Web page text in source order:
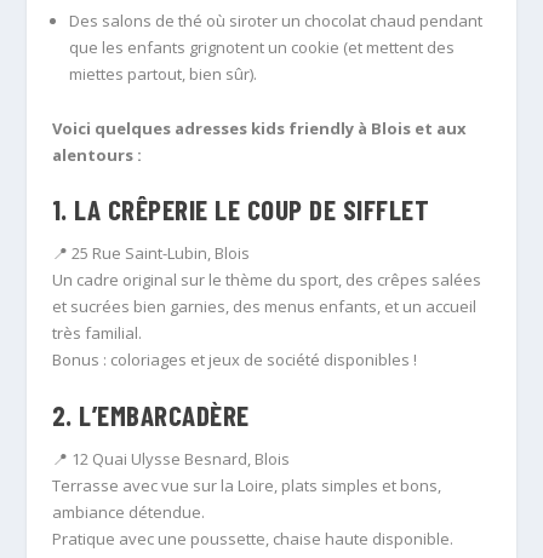
Des salons de thé où siroter un chocolat chaud pendant
que les enfants grignotent un cookie (et mettent des
miettes partout, bien sûr).
Voici quelques adresses kids friendly à Blois et aux
alentours :
1. LA CRÊPERIE LE COUP DE SIFFLET
📍 25 Rue Saint-Lubin, Blois
Un cadre original sur le thème du sport, des crêpes salées
et sucrées bien garnies, des menus enfants, et un accueil
très familial.
Bonus : coloriages et jeux de société disponibles !
2. L’EMBARCADÈRE
📍 12 Quai Ulysse Besnard, Blois
Terrasse avec vue sur la Loire, plats simples et bons,
ambiance détendue.
Pratique avec une poussette, chaise haute disponible.